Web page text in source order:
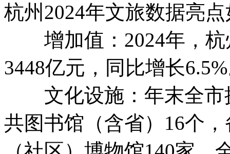
杭州2024年文旅数据亮
增加值：2024年，杭
3448亿元，同比增长
文化设施：年末全市
共图书馆（含省）16个